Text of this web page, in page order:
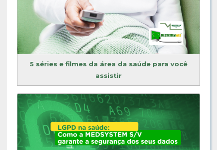
5 séries e filmes da área da saúde para você
assistir